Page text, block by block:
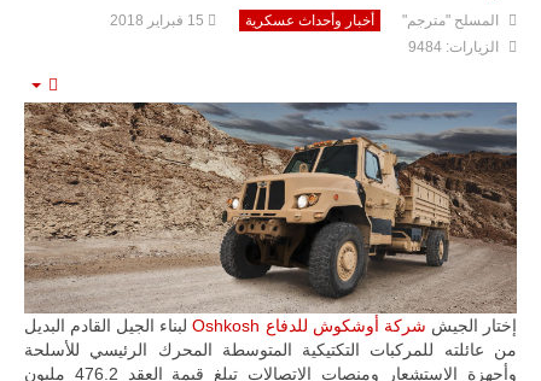
المسلح "مترجم" أخبار وأحداث عسكرية
15 فبراير 2018
الزيارات: 9484
إختار الجيش شركة أوشكوش للدفاع Oshkoshلبناء الجيل القادم البديل
من عائلته للمركبات التكتيكية المتوسطة المحرك الرئيسي للأسلحة
وأجهزة الاستشعار ومنصات الاتصالات تبلغ قيمة العقد 476.2 مليون